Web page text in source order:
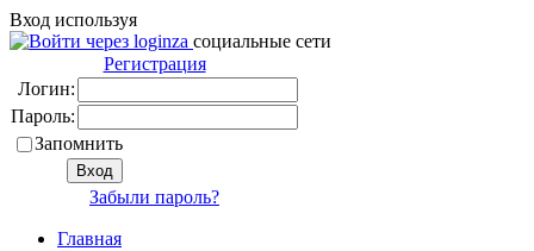
Вход используя
социальные сети
Регистрация
Логин:
Пароль:
Запомнить
Забыли пароль?
Главная